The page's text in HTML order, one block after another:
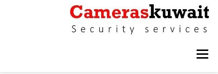
التجاوز إلى المحتوى
القائمة